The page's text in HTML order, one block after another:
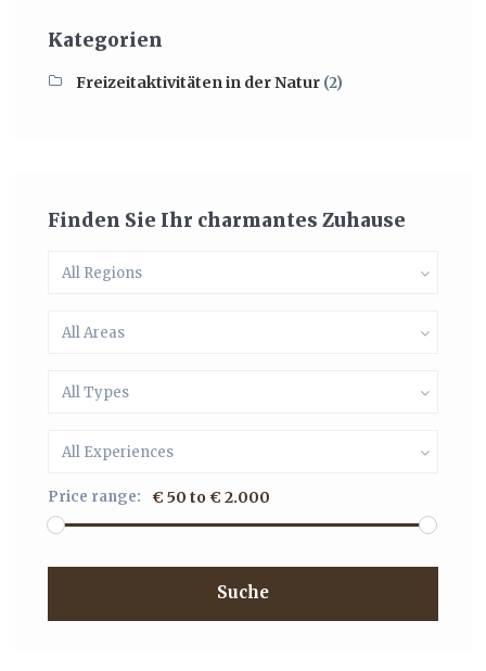
Kategorien
Freizeitaktivitäten in der Natur (2)
Finden Sie Ihr charmantes Zuhause
All Regions
All Areas
All Types
All Experiences
Price range: € 50 to € 2.000
Suche